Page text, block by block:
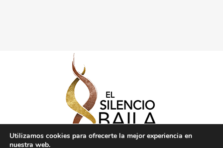
Utilizamos cookies para ofrecerte la mejor experiencia en
nuestra web.